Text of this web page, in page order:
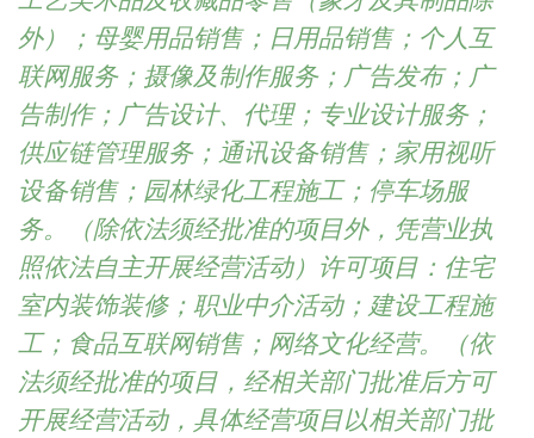
外）；母婴用品销售；日用品销售；个人互
联网服务；摄像及制作服务；广告发布；广
告制作；广告设计、代理；专业设计服务；
供应链管理服务；通讯设备销售；家用视听
设备销售；园林绿化工程施工；停车场服
务。（除依法须经批准的项目外，凭营业执
照依法自主开展经营活动）许可项目：住宅
室内装饰装修；职业中介活动；建设工程施
工；食品互联网销售；网络文化经营。（依
法须经批准的项目，经相关部门批准后方可
开展经营活动，具体经营项目以相关部门批